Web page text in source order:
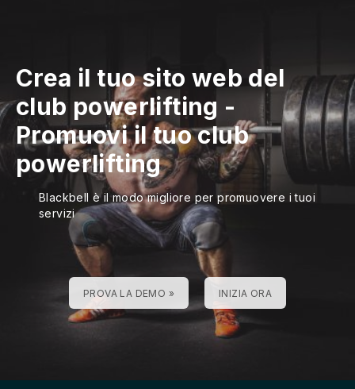
Crea il tuo sito web del
club powerlifting -
Promuovi il tuo club
powerlifting
Blackbell è il modo migliore per promuovere i tuoi
servizi
PROVA LA DEMO » INIZIA ORA